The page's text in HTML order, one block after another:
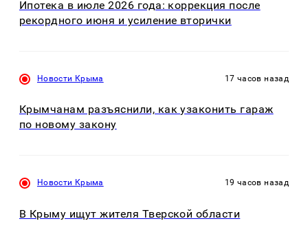
Ипотека в июле 2026 года: коррекция после
рекордного июня и усиление вторички
Новости Крыма 17 часов назад
Крымчанам разъяснили, как узаконить гараж
по новому закону
Новости Крыма 19 часов назад
В Крыму ищут жителя Тверской области